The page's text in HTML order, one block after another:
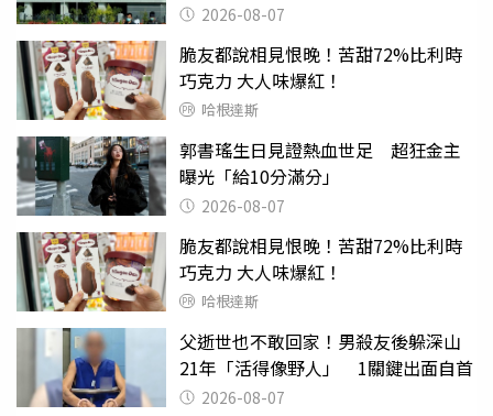
2026-08-07
脆友都說相見恨晚！苦甜72%比利時
巧克力 大人味爆紅！
哈根達斯
郭書瑤生日見證熱血世足 超狂金主
曝光「給10分滿分」
2026-08-07
脆友都說相見恨晚！苦甜72%比利時
巧克力 大人味爆紅！
哈根達斯
父逝世也不敢回家！男殺友後躲深山
21年「活得像野人」 1關鍵出面自首
2026-08-07